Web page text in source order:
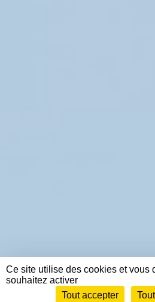
Envie de participer ?
Ce site utilise des cookies et vous
souhaitez activer
Tout accepter